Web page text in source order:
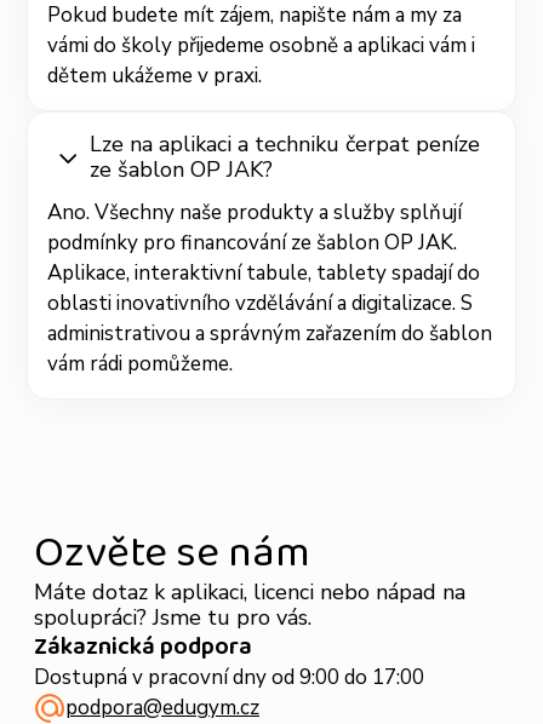
Pokud budete mít zájem, napište nám a my za
vámi do školy přijedeme osobně a aplikaci vám i
dětem ukážeme v praxi.
Lze na aplikaci a techniku čerpat peníze
ze šablon OP JAK?
Ano. Všechny naše produkty a služby splňují
podmínky pro financování ze šablon OP JAK.
Aplikace, interaktivní tabule, tablety spadají do
oblasti inovativního vzdělávání a digitalizace. S
administrativou a správným zařazením do šablon
vám rádi pomůžeme.
Ozvěte se nám
Máte dotaz k aplikaci, licenci nebo nápad na
spolupráci? Jsme tu pro vás.
Zákaznická podpora
Dostupná v pracovní dny od 9:00 do 17:00
podpora@edugym.cz